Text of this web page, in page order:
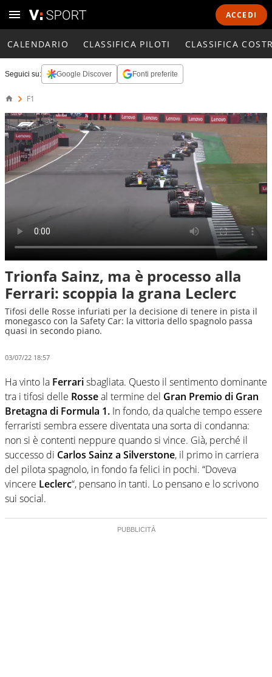
ACCEDI
CALENDARIO CLASSIFICA PILOTI CLASSIFICA
Seguici su: Google Discover Fonti preferite
F1
Trionfa Sainz, ma è processo alla
Ferrari: scoppia la grana Leclerc
Tifosi delle Rosse infuriati per la decisione di tenere in pista il
monegasco con la Safety Car: la vittoria dello spagnolo passa
quasi in secondo piano.
03/07/22 18:57
Ha vinto la Ferrarisbagliata. Questo il sentimento dominante
tra i tifosi delle Rosseal termine del Gran Premio di Gran
Bretagna di Formula 1. In fondo, da qualche tempo essere
ferraristi sembra essere diventata una sorta di condanna:
non si è contenti neppure quando si vince. Già, perché il
successo di Carlos Sainz a Silverstone, il primo in carriera
del pilota spagnolo, in fondo fa felici in pochi. “Doveva
vincere Leclerc“, pensano in tanti. Lo pensano e lo scrivono
sui social.